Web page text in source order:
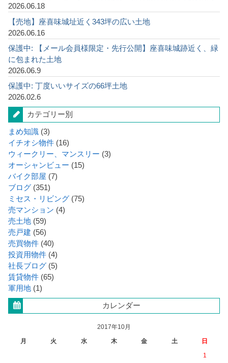
2026.06.18
【売地】座喜味城址近く343坪の広い土地
2026.06.16
保護中: 【メール会員様限定・先行公開】座喜味城跡近く、緑
に包まれた土地
2026.06.9
保護中: 丁度いいサイズの66坪土地
2026.02.6
カテゴリー別
まめ知識 (3)
イチオシ物件 (16)
ウィークリー、マンスリー (3)
オーシャンビュー (15)
バイク部屋 (7)
ブログ (351)
ミセス・リビング (75)
売マンション (4)
売土地 (59)
売戸建 (56)
売買物件 (40)
投資用物件 (4)
社長ブログ (5)
賃貸物件 (65)
軍用地 (1)
カレンダー
2017年10月
月
火 水 木 金 土
日
1